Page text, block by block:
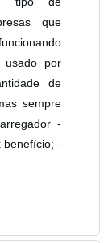
que
usado por
de
sempre
-
benefício; -